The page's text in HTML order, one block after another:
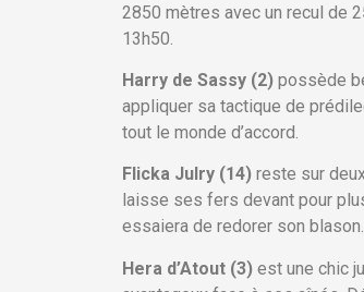
2850 mètres avec un recul de
13h50.
Harry de Sassy (2) possède
appliquer sa tactique de
tout le monde d’accord.
Flicka Julry (14) reste sur
laisse ses fers devant pour
essaiera de redorer son blason.
Hera d’Atout (3) est une chic